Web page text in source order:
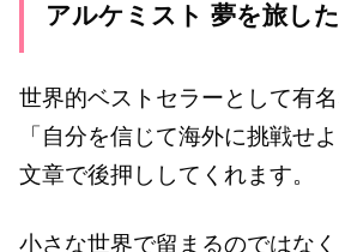
アルケミスト 夢を旅し
世界的ベストセラーとして有名
「自分を信じて海外に挑戦せ
文章で後押ししてくれます。
小さな世界で留まるのではな